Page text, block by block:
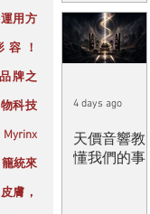
用方
！
牌之
科技
統來
膚，
天價音響教
懂我們的事
4 days ago